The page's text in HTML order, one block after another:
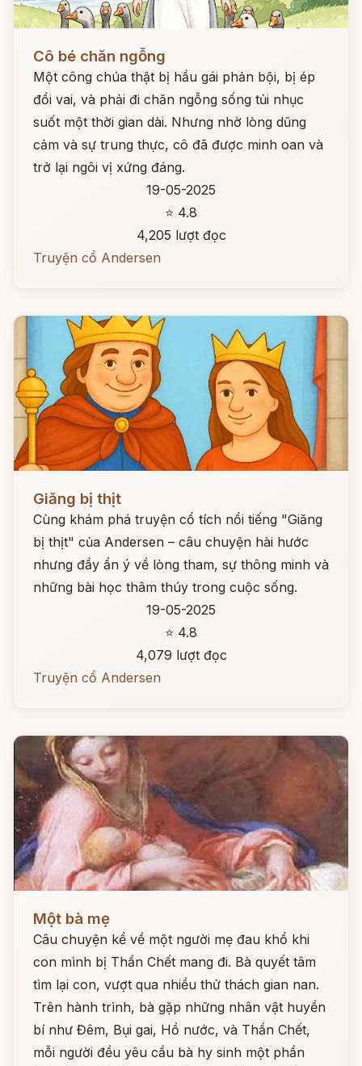
Cô bé chăn ngỗng
Một công chúa thật bị hầu gái phản bội, bị ép
đổi vai, và phải đi chăn ngỗng sống tủi nhục
suốt một thời gian dài. Nhưng nhờ lòng dũng
cảm và sự trung thực, cô đã được minh oan và
trở lại ngôi vị xứng đáng.
19-05-2025
⭐ 4.8
4,205 lượt đọc
Truyện cổ Andersen
Giăng bị thịt
Cùng khám phá truyện cổ tích nổi tiếng "Giăng
bị thịt" của Andersen – câu chuyện hài hước
nhưng đầy ẩn ý về lòng tham, sự thông minh và
những bài học thâm thúy trong cuộc sống.
19-05-2025
⭐ 4.8
4,079 lượt đọc
Truyện cổ Andersen
Một bà mẹ
Câu chuyện kể về một người mẹ đau khổ khi
con mình bị Thần Chết mang đi. Bà quyết tâm
tìm lại con, vượt qua nhiều thử thách gian nan.
Trên hành trình, bà gặp những nhân vật huyền
bí như Đêm, Bụi gai, Hồ nước, và Thần Chết,
mỗi người đều yêu cầu bà hy sinh một phần